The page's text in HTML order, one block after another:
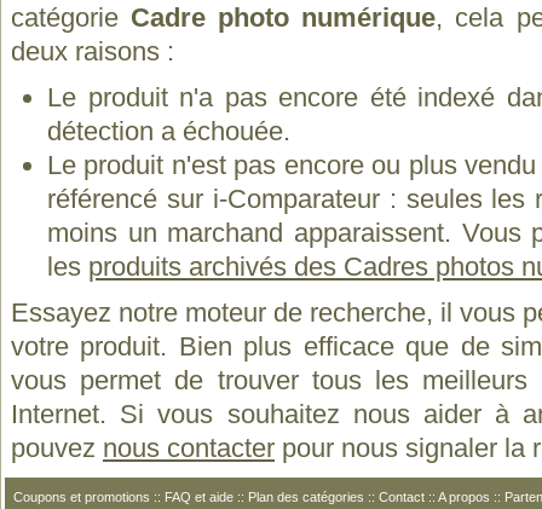
catégorie Cadre photo numérique, cela
deux raisons :
Le produit n'a pas encore été indexé
détection a échouée.
Le produit n'est pas encore ou plus
référencé sur i-Comparateur : seules les
moins un marchand apparaissent. Vous
les produits archivés des Cadres photos
Essayez notre moteur de recherche, il vous
votre produit. Bien plus efficace que de
vous permet de trouver tous les
Internet. Si vous souhaitez nous aider à
pouvez nous contacter pour nous signaler la
Coupons et promotions :: FAQ et aide :: Plan des catégories :: Contact :: A propos ::